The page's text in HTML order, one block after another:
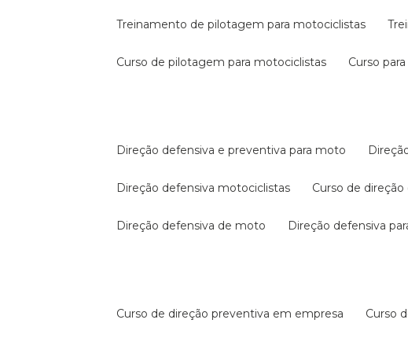
treinamento de pilotagem para motociclistas
curso de pilotagem para motociclistas curso
direção defensiva e preventiva para moto
direção defensiva motociclistas curso de
direção defensiva de moto direção defensiva
curso de direção preventiva em empresa curso